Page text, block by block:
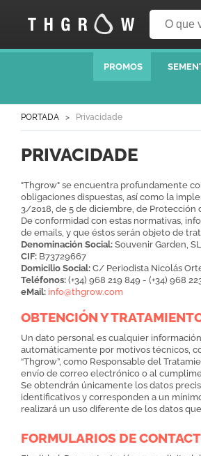
PROMOS
PORTADA Privacidade
PRIVACIDADE
"Thgrow" se encuentra profundamente
obligaciones dispuestas, así como la
3/2018, de 5 de diciembre, de Protección
De conformidad con estas normativas,
de emails, y que éstos serán objeto de
Denominación Social: Souvenir Garden, SL
CIF: B73729667
Domicilio Social: C/ Periodista Nicolás
Teléfonos: (+34) 968 219 849 - (+34) 968
eMail: info@thgrow.com
OBTENCIÓN Y
Un dato personal es cualquier
automáticamente por motivos técnicos,
“Thgrow”, como Responsable del
envío de correo electrónico o al
Se obtendrán únicamente los datos
identificativos y corresponden a un
realizará un uso diferente de los datos
FORMULARIOS DE